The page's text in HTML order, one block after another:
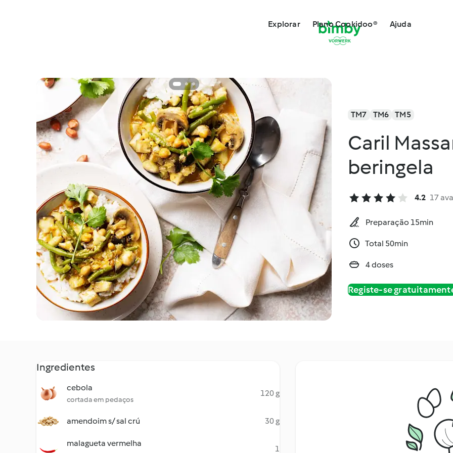
Explorar Plano Cookidoo® Ajuda
TM7 TM6 TM5
Caril
beringela
4.2 17
Preparação 15min
Total 50min
4 doses
Registe-se
Ingredientes
cebola
cortada em pedaços
120 g
amendoim s/ sal crú 30 g
malagueta vermelha
1